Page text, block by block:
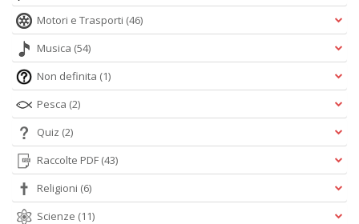
Motori e Trasporti (46)
Musica (54)
Non definita (1)
Pesca (2)
Quiz (2)
Raccolte PDF (43)
Religioni (6)
Scienze (11)